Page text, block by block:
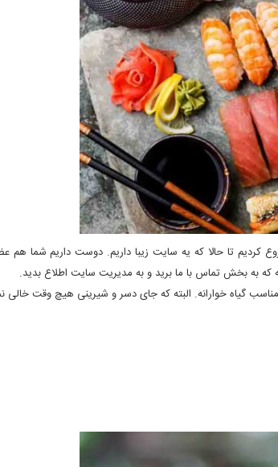
تا حالا که یه سایت زیبا داریم. دوست داریم شما هم
که به بخش تماس با ما برید و به مدیریت سایت اطلاع بدید.
گیاه خوارانه. البته که جای دسر و شیرینی هیچ وقت خالی